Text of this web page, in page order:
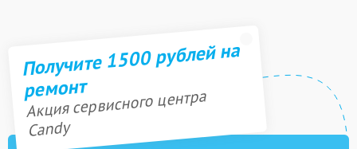
Получите 1500 рублей на
ремонт
Акция сервисного центра
Candy